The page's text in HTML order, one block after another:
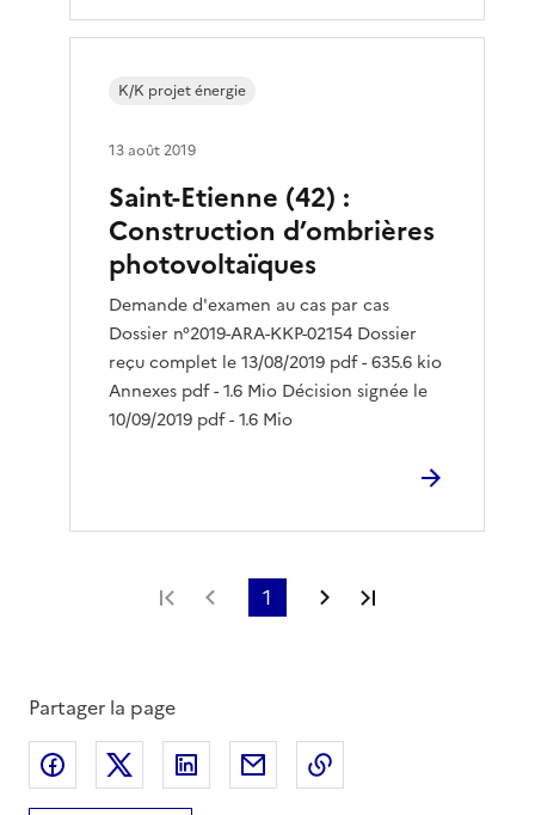
Saint-Etienne (42) :
Construction d’ombrières
photovoltaïques
Demande d'examen au cas par cas
Dossier n°2019-ARA-KKP-02154 Dossier
reçu complet le 13/08/2019 pdf - 635.6 kio
Annexes pdf - 1.6 Mio Décision signée le
10/09/2019 pdf - 1.6 Mio
K/K projet énergie
13 août 2019
Première page
Page précédente
1 Page suivante
Partager la page
Partager sur Facebook
Partager sur XPartager sur LinkedIn
Partager par email